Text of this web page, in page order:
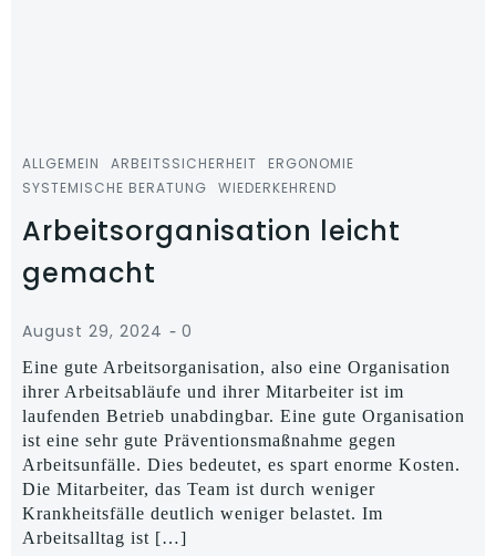
ALLGEMEIN ARBEITSSICHERHEIT
ERGONOMIE
SYSTEMISCHE BERATUNG
WIEDERKEHREND
Arbeitsorganisation leicht
gemacht
August 29, 2024 - 0
Eine gute Arbeitsorganisation, also eine Organisation
ihrer Arbeitsabläufe und ihrer Mitarbeiter ist im
laufenden Betrieb unabdingbar. Eine gute Organisation
ist eine sehr gute Präventionsmaßnahme gegen
Arbeitsunfälle. Dies bedeutet, es spart enorme Kosten.
Die Mitarbeiter, das Team ist durch weniger
Krankheitsfälle deutlich weniger belastet. Im
Arbeitsalltag ist […]